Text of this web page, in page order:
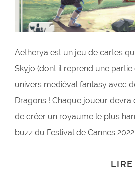
Aetherya est un jeu de cartes
Skyjo (dont il reprend une
univers mediéval fantasy avec
Dragons ! Chaque joueur
de créer un royaume le plus
buzz du Festival de Cannes